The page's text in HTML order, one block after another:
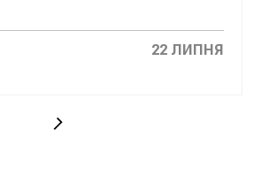
22 ЛИПНЯ